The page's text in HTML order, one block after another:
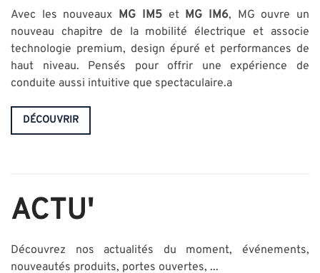
Avec les nouveaux MG IM5et MG IM6, MG ouvre un
nouveau chapitre de la mobilité électrique et associe
technologie premium, design épuré et performances de
haut niveau. Pensés pour offrir une expérience de
conduite aussi intuitive que spectaculaire.a
DÉCOUVRIR
ACTU'
Découvrez nos actualités du moment, événements,
nouveautés produits, portes ouvertes, ...